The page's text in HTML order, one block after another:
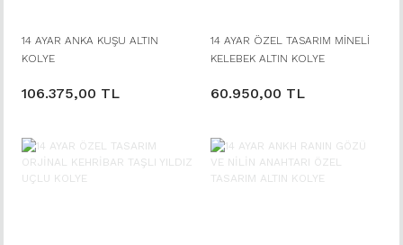
14 AYAR ANKA KUŞU ALTIN
KOLYE
106.375,00 TL
14 AYAR ÖZEL TASARIM MİNELİ
KELEBEK ALTIN KOLYE
60.950,00 TL